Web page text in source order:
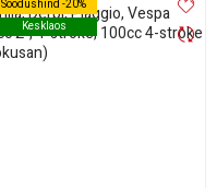
Soodushind -20%
Kesklaos
Soodushind -20%
Kesklaos